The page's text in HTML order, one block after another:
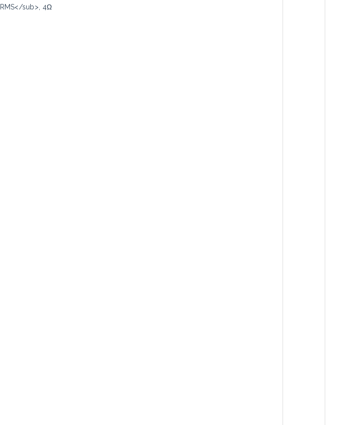
sub>, 4Ω